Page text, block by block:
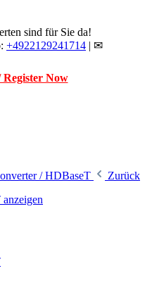
sind für Sie da!
+4922129241714 | ✉
Register Now
/ HDBaseT
Zurück